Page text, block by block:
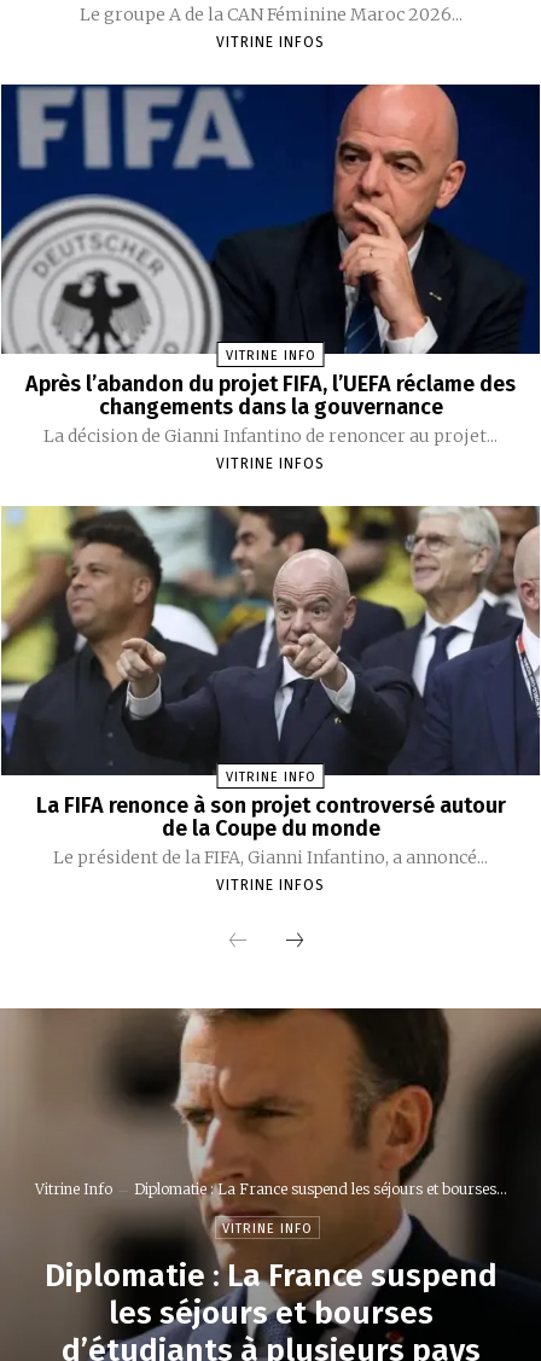
Le groupe A de la CAN Féminine Maroc 2026...
VITRINE INFOS
VITRINE INFO
Après l’abandon du projet FIFA, l’UEFA réclame des
changements dans la gouvernance
La décision de Gianni Infantino de renoncer au projet...
VITRINE INFOS
VITRINE INFO
La FIFA renonce à son projet controversé autour
de la Coupe du monde
Le président de la FIFA, Gianni Infantino, a annoncé...
VITRINE INFOS